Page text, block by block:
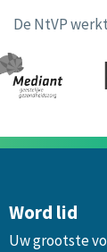
De NtVP
Word lid
Uw grootste